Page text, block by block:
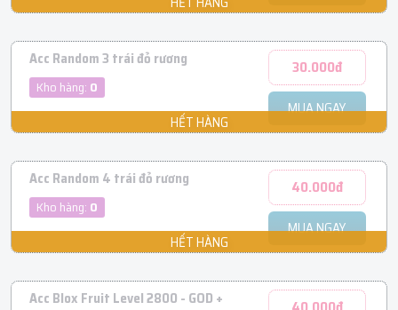
Acc Random 3 trái đỏ rương
Kho hàng: 0
30.000đ
MUA NGAY
Acc Random 4 trái đỏ rương
Kho hàng: 0
40.000đ
MUA NGAY
Acc Blox Fruit Level 2800 - GOD +